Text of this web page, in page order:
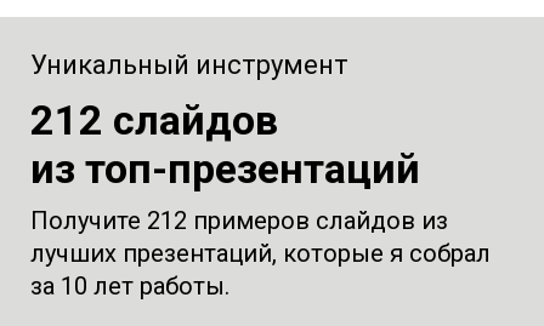
Уникальный инструмент
212 слайдов
из топ-презентаций
Получите 212 примеров слайдов из
лучших презентаций, которые я собрал
за 10 лет работы.